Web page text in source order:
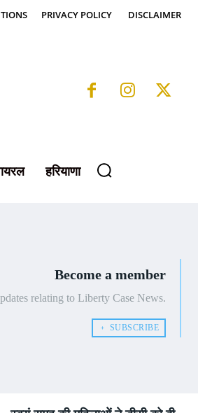
PRIVACY POLICY DISCLAIMER
हरियाणा
Become a member
relating to Liberty Case News.
﹢ SUBSCRIBE